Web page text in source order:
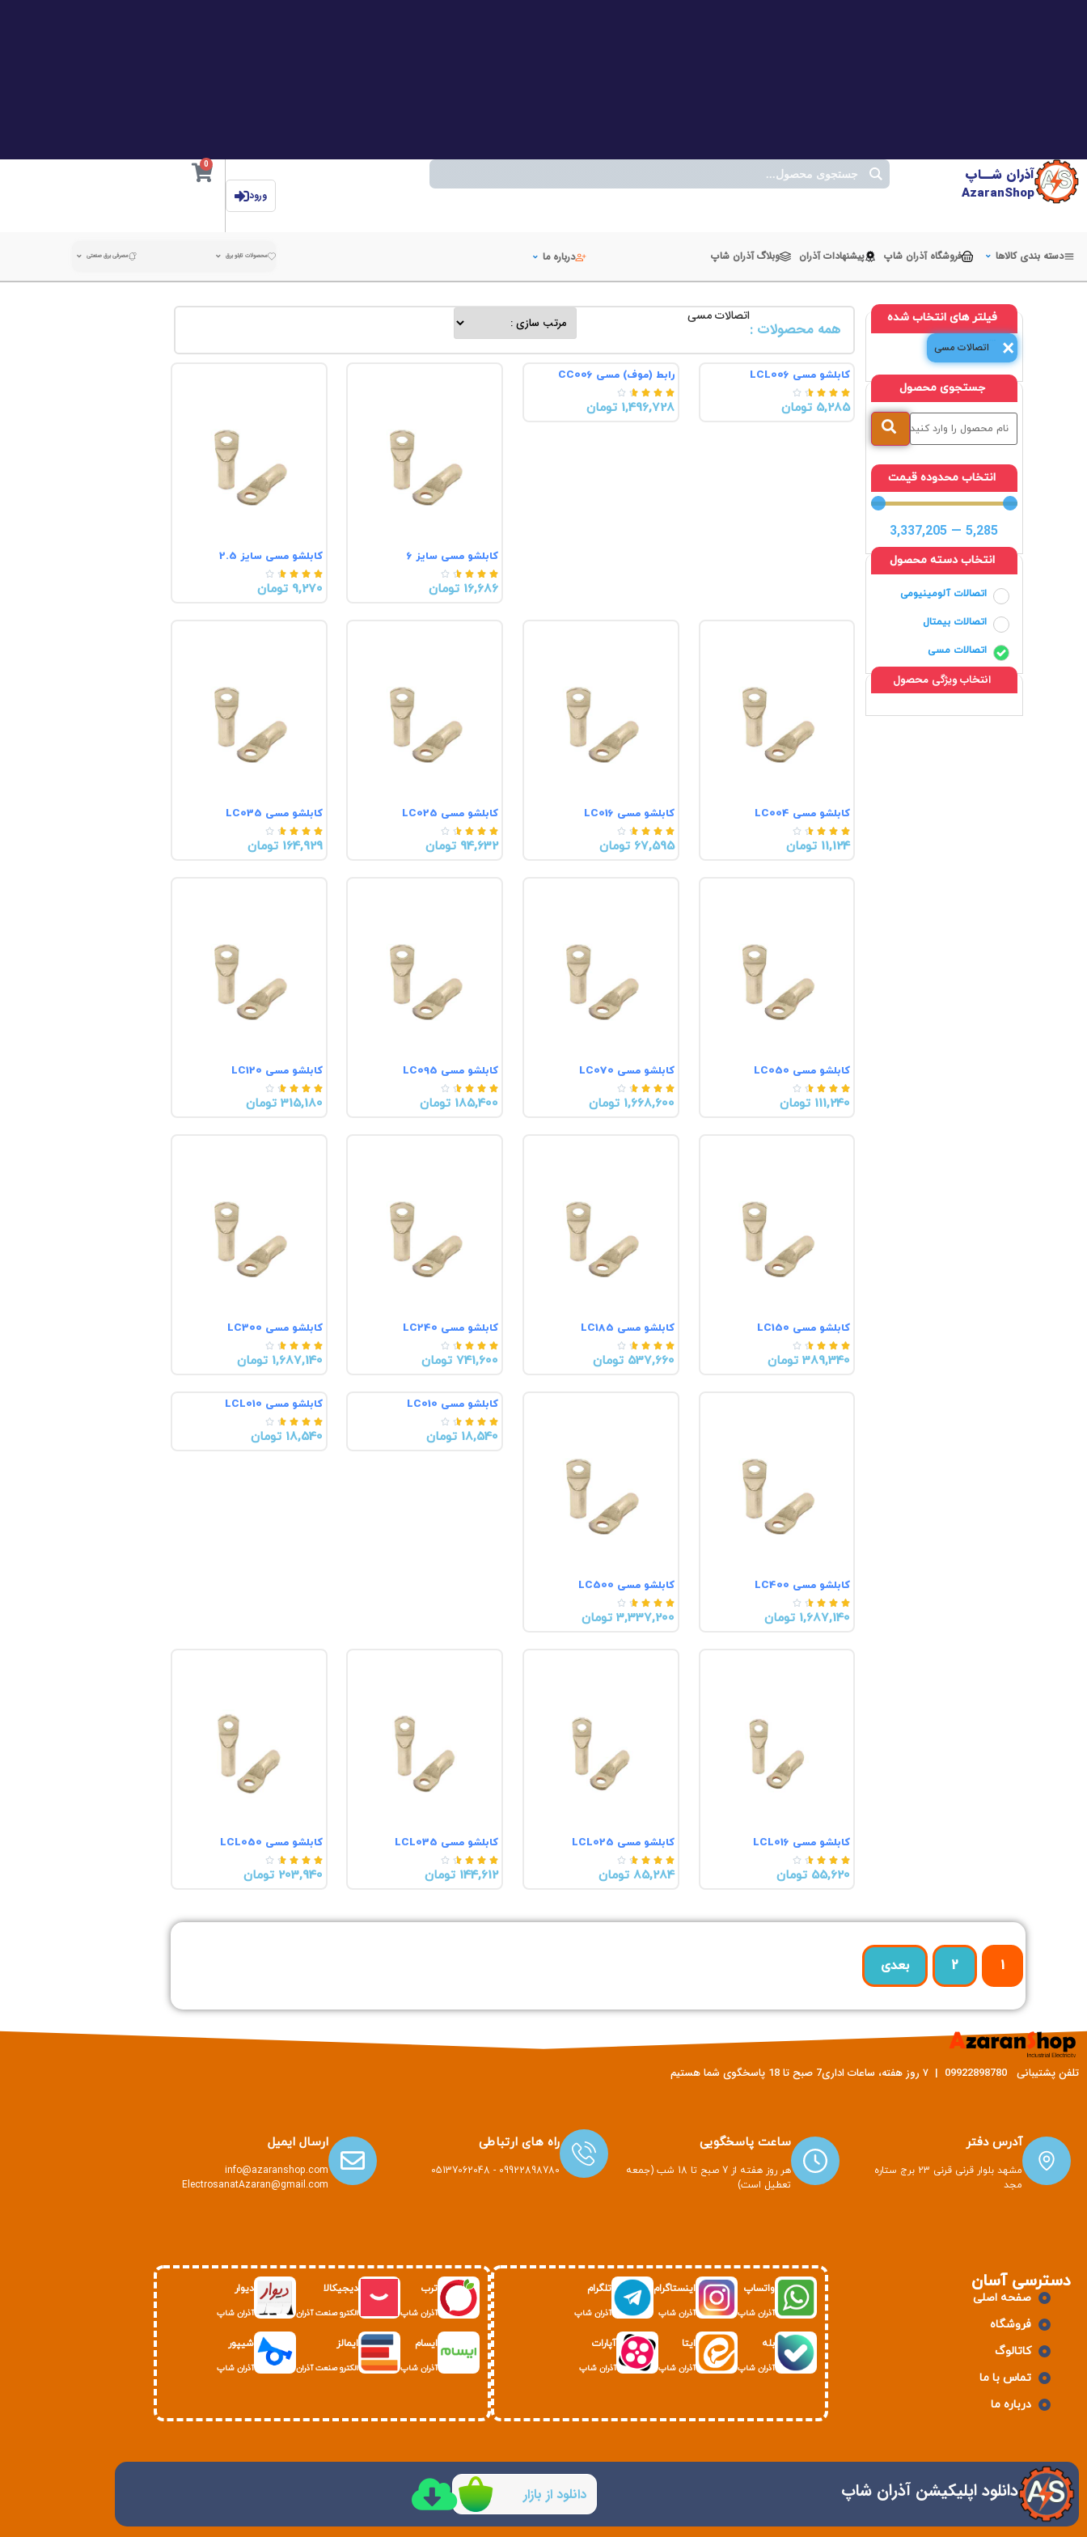
آذران شــاپ
AzaranShop ورود
0
دسته بندی کالاها فروشگاه آذران شاپ پیشنهادات آذران وبلاگ آذران شاپ درباره ما محصولات تابلو برق مصرفی برق صنعتی
فیلتر های انتخاب شده
اتصالات مسی ×
جستجوی محصول
انتخاب محدوده قیمت
5,285
—
3,337,205
انتخاب دسته محصول
اتصالات آلومینیومی
اتصالات بیمتال
اتصالات مسی
انتخاب ویژگی محصول
همه محصولات :
اتصالات مسی
کابلشو مسی LCL006





5,285 تومان
رابط (موف) مسی CC006





1,496,728 تومان
کابلشو مسی سایز 6





16,686 تومان
کابلشو مسی سایز 2.5





9,270 تومان
کابلشو مسی LC004





11,124 تومان
کابلشو مسی LC016





67,595 تومان
کابلشو مسی LC025





94,632 تومان
کابلشو مسی LC035





164,929 تومان
کابلشو مسی LC050





111,240 تومان
کابلشو مسی LC070





1,668,600 تومان
کابلشو مسی LC095





185,400 تومان
کابلشو مسی LC120





315,180 تومان
کابلشو مسی LC150





389,340 تومان
کابلشو مسی LC185





537,660 تومان
کابلشو مسی LC240





741,600 تومان
کابلشو مسی LC300





1,687,140 تومان
کابلشو مسی LC400





1,687,140 تومان
کابلشو مسی LC500





3,337,200 تومان
کابلشو مسی LC010





18,540 تومان
کابلشو مسی LCL010





18,540 تومان
کابلشو مسی LCL016





55,620 تومان
کابلشو مسی LCL025





85,284 تومان
کابلشو مسی LCL035





144,612 تومان
کابلشو مسی LCL050





203,940 تومان
1
2 بعدی
تلفن پشتیبانی 09922898780 | ۷ روز هفته، ساعات اداری7 صبح تا 18 پاسخگوی شما هستیم
آدرس دفتر
مشهد بلوار قرنی قرنی 23 برج ستاره
مجد
ساعت پاسخگویی
هر روز هفته از 7 صبح تا 18 شب (جمعه
تعطیل است)
راه های ارتباطی
09922898780 - 05137062048
ارسال ایمیل
info@azaranshop.com
ElectrosanatAzaran@gmail.com
دسترسی آسان
صفحه اصلی
فروشگاه
کاتالوگ
تماس با ما
درباره ما
واتساپ
آذران شاپ
اینستاگرام
آذران شاپ
تلگرام
آذران شاپ
بله
آذران شاپ
ایتا
آذران شاپ
آپارات
آذران شاپ
ترب
آذران شاپ
دیجیکالا
الکترو صنعت آذران
دیوار
آذران شاپ
ایسام
آذران شاپ
ایمالز
الکترو صنعت آذران
شیپور
آذران شاپ
دانلود اپلیکیشن آذران شاپ دانلود از بازار